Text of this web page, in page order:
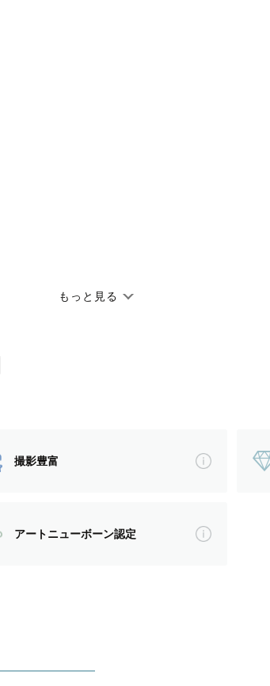
パパやママと触れ合っている瞬間のこ
もっと見る
撮影豊富
アートニューボーン認定